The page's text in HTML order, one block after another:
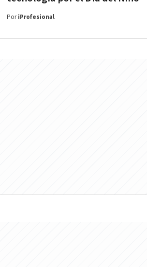
PoriProfesional